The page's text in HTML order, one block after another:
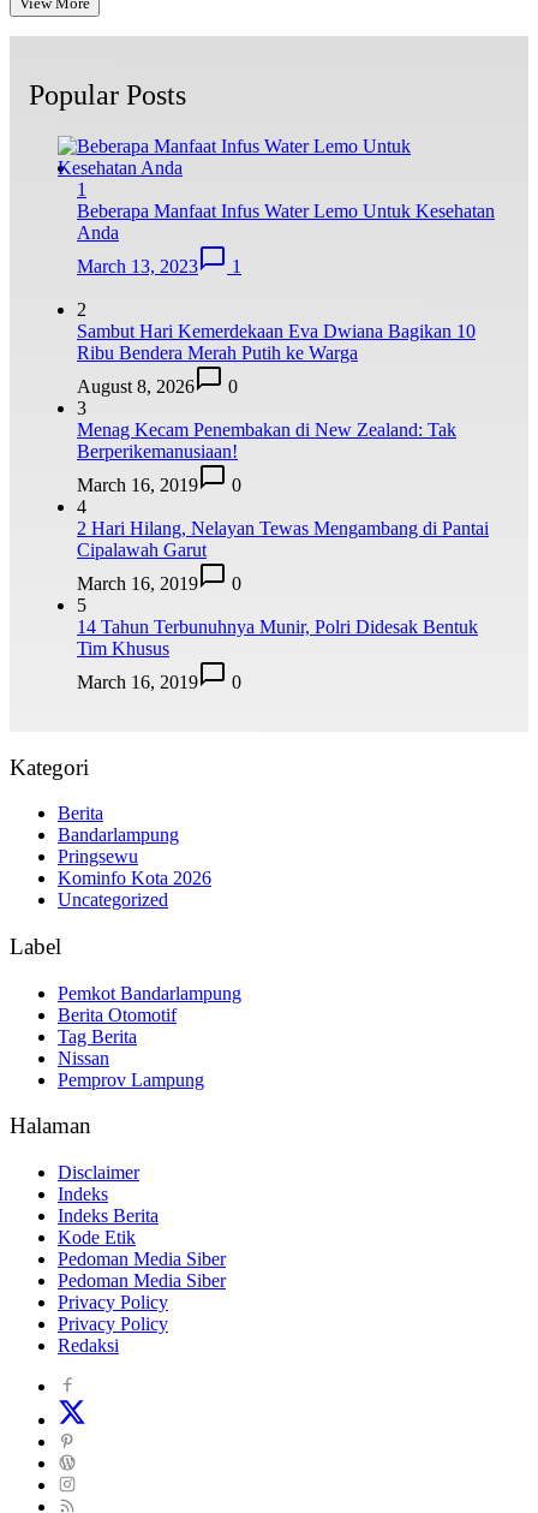
Popular Posts
1
Beberapa Manfaat Infus Water Lemo Untuk Kesehatan
Anda
March 13, 2023
1
2
Sambut Hari Kemerdekaan Eva Dwiana Bagikan 10
Ribu Bendera Merah Putih ke Warga
August 8, 2026
0
3
Menag Kecam Penembakan di New Zealand: Tak
Berperikemanusiaan!
March 16, 2019
0
4
2 Hari Hilang, Nelayan Tewas Mengambang di Pantai
Cipalawah Garut
March 16, 2019
0
5
14 Tahun Terbunuhnya Munir, Polri Didesak Bentuk
Tim Khusus
March 16, 2019
0
Kategori
Berita
Bandarlampung
Pringsewu
Kominfo Kota 2026
Uncategorized
Label
Pemkot Bandarlampung
Berita Otomotif
Tag Berita
Nissan
Pemprov Lampung
Halaman
Disclaimer
Indeks
Indeks Berita
Kode Etik
Pedoman Media Siber
Pedoman Media Siber
Privacy Policy
Privacy Policy
Redaksi